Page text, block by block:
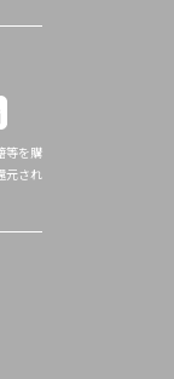
等を購
元され